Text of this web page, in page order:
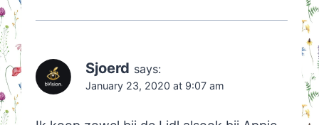
Sjoerd says:
January 23, 2020 at 9:07 am